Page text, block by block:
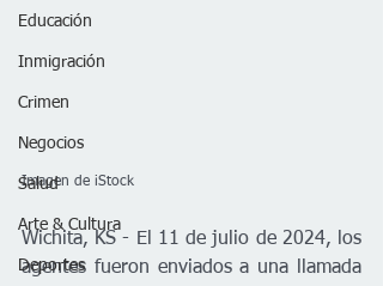
Educación
Inmigración
Crimen
Negocios
Salud
Arte & Cultura
Deportes
Imagen de iStock
Wichita, KS - El 11 de julio de 2024, los
agentes fueron enviados a una llamada